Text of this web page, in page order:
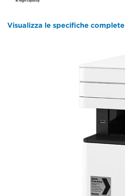
Visualizza le specifiche complete